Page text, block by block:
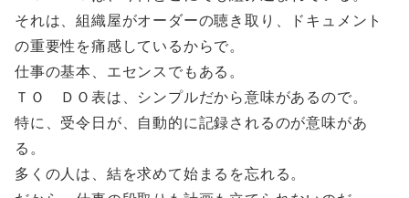
それは、組織屋がオーダーの聴き取り、ドキュメント
の重要性を痛感しているからで。
仕事の基本、エセンスでもある。
ＴＯ ＤＯ表は、シンプルだから意味があるので。
特に、受令日が、自動的に記録されるのが意味があ
る。
多くの人は、結を求めて始まるを忘れる。